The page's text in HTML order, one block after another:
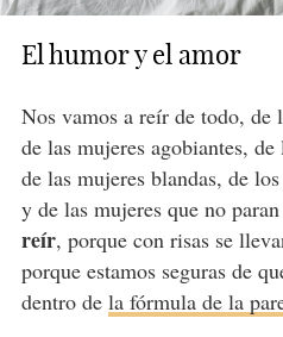
El humor y el amor
Nos vamos a reír de todo, de
de las mujeres agobiantes,
de las mujeres blandas, de
y de las mujeres que no
reír, porque con risas se
porque estamos seguras de
dentro de la fórmula de la